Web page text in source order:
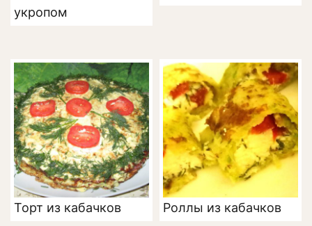
укропом
Торт из кабачков Роллы из кабачков